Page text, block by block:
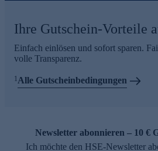
Ihre Gutschein-Vorteile
Einfach einlösen und sofort sparen.
volle Transparenz.
1 Alle Gutscheinbedingungen
Newsletter abonnieren – 10 €
Ich möchte den HSE-Newsletter